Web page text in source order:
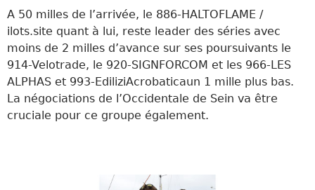
A 50 milles de l’arrivée, le 886-HALTOFLAME /
ilots.site quant à lui, reste leader des séries avec
moins de 2 milles d’avance sur ses poursuivants le
914-Velotrade, le 920-SIGNFORCOM et les 966-LES
ALPHAS et 993-EdiliziAcrobaticaun 1 mille plus bas.
La négociations de l’Occidentale de Sein va être
cruciale pour ce groupe également.